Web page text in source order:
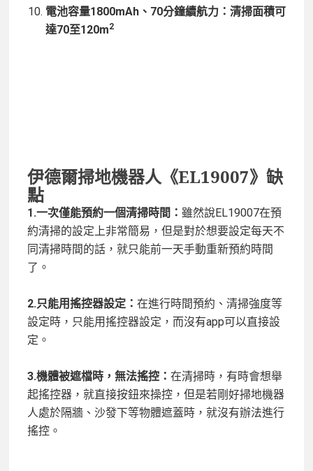
電池容量1800mAh、70分鐘續航力： 清掃面積可
達70至120m2
伊德爾掃地機器人《EL19007》缺
點
1.一次僅能預約一個清掃時間： 雖然說EL19007在預
約清掃的設定上非常簡易，但是對於想要設定每天不
同清掃時間的話，就只能前一天手動重新預約時間
了。
2.只能用搖控器設定： 在進行時間預約、清掃強度等
設定時，只能用搖控器設定，而沒有app可以直接設
定。
3.機體被遮檔時，無法搖控： 在清掃時，有時會想舉
起搖控器，就直接按鈕來操控，但是若剛好掃地機器
人處於隔牆、沙發下等物體遮蓋時，就沒有辦法進行
搖控。